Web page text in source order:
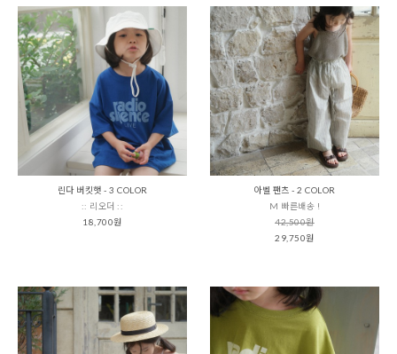
린다 버킷햇 - 3 COLOR
:: 리오더 ::
18,700원
아벨 팬츠 - 2 COLOR
M 빠른배송 !
42,500원
29,750원